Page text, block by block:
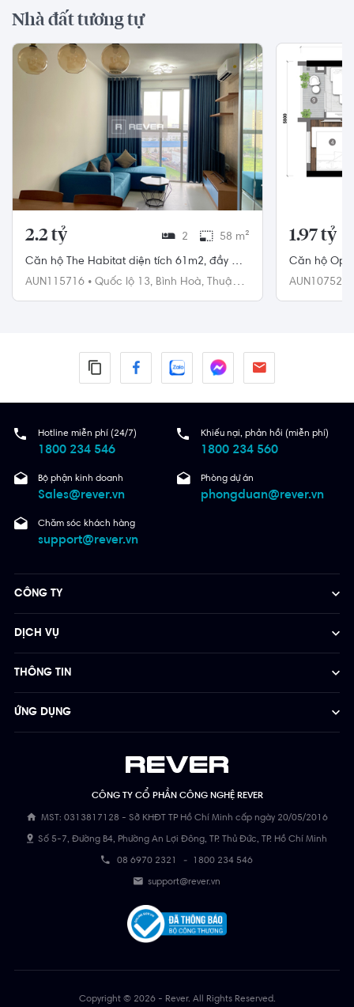
Nhà đất tương tự
2.2 tỷ 2 58 m²
Căn hộ The Habitat diện tích 61m2, đầy đủ
nội thất.
AUN115716 • Quốc lộ 13, Bình Hoà, Thuận
1.97 tỷ
Căn hộ
ngủ, không
AUN107524
Hotline miễn phí (24/7)
1800 234 546
Khiếu nại, phản hồi (miễn phí)
1800 234 560
Bộ phận kinh doanh
Sales@rever.vn
Phòng dự án
phongduan@rever.vn
Chăm sóc khách hàng
support@rever.vn
CÔNG TY CỔ PHẦN CÔNG NGHỆ REVER
MST: 0313817128 - Sở KHĐT TP Hồ Chí Minh cấp ngày 20/05/2016
Số 5-7, Đường B4, Phường An Lợi Đông, TP. Thủ Đức, TP. Hồ Chí Minh
08 6970 2321 - 1800 234 546
support@rever.vn
CÔNG TY
DỊCH VỤ
THÔNG TIN
ỨNG DỤNG
Copyright © 2026 - Rever. All Rights Reserved.